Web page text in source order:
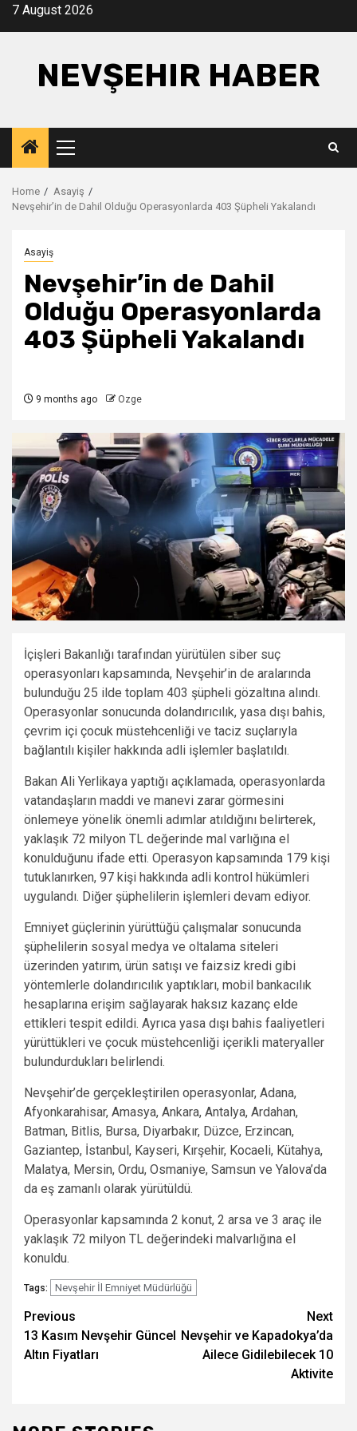
Skip7 August 2026
NEVŞEHIR HABER
Primary
Menu
Home
Asayiş
Nevşehir’in de Dahil Olduğu Operasyonlarda 403 Şüpheli Yakalandı
Asayiş
Nevşehir’in de Dahil
Olduğu Operasyonlarda
403 Şüpheli Yakalandı
9 months ago Ozge
İçişleri Bakanlığı tarafından yürütülen siber suç
operasyonları kapsamında, Nevşehir’in de aralarında
bulunduğu 25 ilde toplam 403 şüpheli gözaltına alındı.
Operasyonlar sonucunda dolandırıcılık, yasa dışı bahis,
çevrim içi çocuk müstehcenliği ve taciz suçlarıyla
bağlantılı kişiler hakkında adli işlemler başlatıldı.
Bakan Ali Yerlikaya yaptığı açıklamada, operasyonlarda
vatandaşların maddi ve manevi zarar görmesini
önlemeye yönelik önemli adımlar atıldığını belirterek,
yaklaşık 72 milyon TL değerinde mal varlığına el
konulduğunu ifade etti. Operasyon kapsamında 179 kişi
tutuklanırken, 97 kişi hakkında adli kontrol hükümleri
uygulandı. Diğer şüphelilerin işlemleri devam ediyor.
Emniyet güçlerinin yürüttüğü çalışmalar sonucunda
şüphelilerin sosyal medya ve oltalama siteleri
üzerinden yatırım, ürün satışı ve faizsiz kredi gibi
yöntemlerle dolandırıcılık yaptıkları, mobil bankacılık
hesaplarına erişim sağlayarak haksız kazanç elde
ettikleri tespit edildi. Ayrıca yasa dışı bahis faaliyetleri
yürüttükleri ve çocuk müstehcenliği içerikli materyaller
bulundurdukları belirlendi.
Nevşehir’de gerçekleştirilen operasyonlar, Adana,
Afyonkarahisar, Amasya, Ankara, Antalya, Ardahan,
Batman, Bitlis, Bursa, Diyarbakır, Düzce, Erzincan,
Gaziantep, İstanbul, Kayseri, Kırşehir, Kocaeli, Kütahya,
Malatya, Mersin, Ordu, Osmaniye, Samsun ve Yalova’da
da eş zamanlı olarak yürütüldü.
Operasyonlar kapsamında 2 konut, 2 arsa ve 3 araç ile
yaklaşık 72 milyon TL değerindeki malvarlığına el
konuldu.
Tags: Nevşehir İl Emniyet Müdürlüğü
Post
navigation
Previous
13 Kasım Nevşehir Güncel
Altın Fiyatları
Next
Nevşehir ve Kapadokya’da
Ailece Gidilebilecek 10
Aktivite